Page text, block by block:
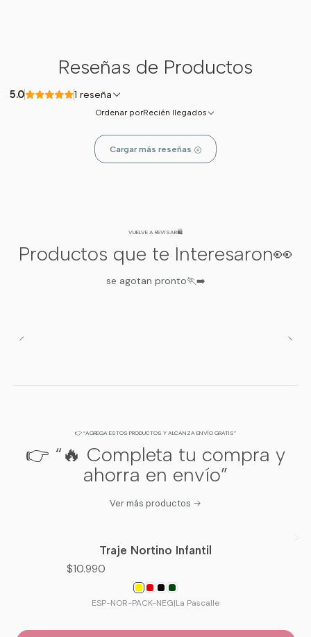
Reseñas de Productos
5.0 1 reseña
Ordenar porRecién llegados
Cargar más reseñas
VUELVE A REVISAR🛍️
Productos que te Interesaron👀
se agotan pronto🏃‍➡️
👉 “AGREGA ESTOS PRODUCTOS Y ALCANZA ENVÍO GRATIS”
👉 “🔥 Completa tu compra y
ahorra en envío”
Ver más productos
Traje Nortino Infantil
$10.990
ESP-NOR-PACK-NEG|La Pascalle